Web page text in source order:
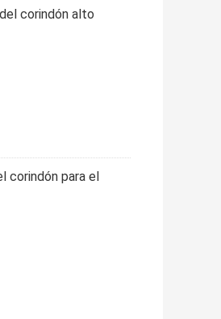
corindón alto
corindón para el